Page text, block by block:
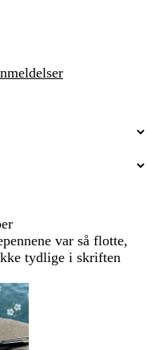
var så flotte,
tydlige i skriften